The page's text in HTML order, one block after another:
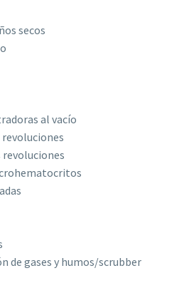
secos
al vacío
de gases y humos/scrubber